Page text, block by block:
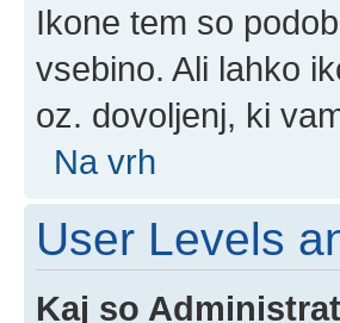
Ikone tem so
vsebino. Ali lahko
oz. dovoljenj, ki
Na vrh
User Levels
Kaj so